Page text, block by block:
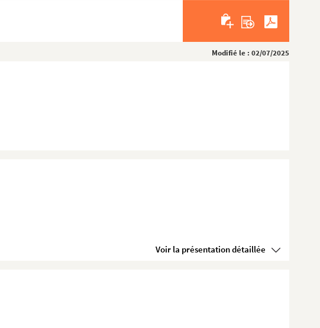
Modifié le : 02/07/2025
Voir la présentation détaillée